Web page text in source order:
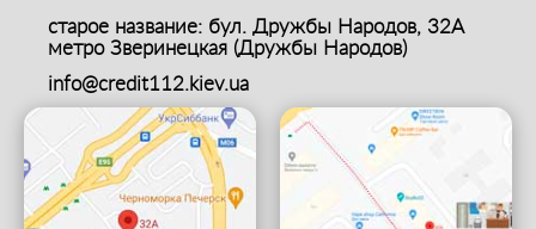
старое название: бул. Дружбы Народов, 32А
метро Зверинецкая (Дружбы Народов)
info@credit112.kiev.ua